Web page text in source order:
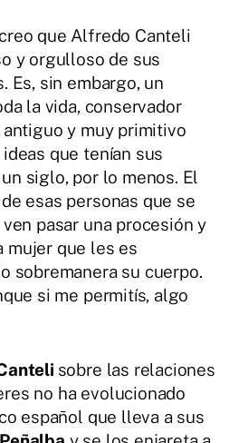
que Alfredo Canteli
y orgulloso de sus
Es, sin embargo, un
la vida, conservador
y muy primitivo
que tenían sus
siglo, por lo menos. El
esas personas que se
pasar una procesión y
mujer que les es
sobremanera su cuerpo.
si me permitís, algo
sobre las relaciones
no ha evolucionado
español que lleva a sus